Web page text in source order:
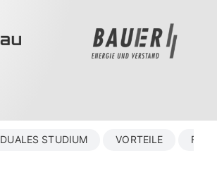
DUALES STUDIUM VORTEILE FAQ